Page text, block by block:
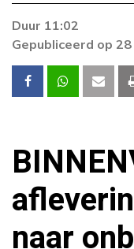
Duur 11:02
Gepubliceerd op
naar